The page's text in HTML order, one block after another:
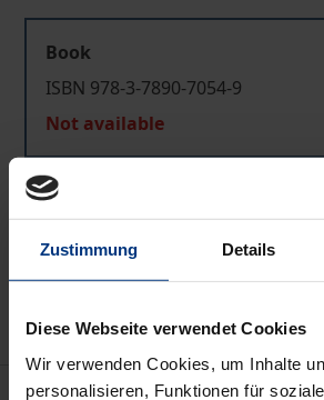
Zustimmung Details
Diese Webseite verwendet Cookies
Wir verwenden Cookies, um Inhalte
personalisieren, Funktionen für
Book
ISBN 978-3-7890-7054-9
Not available
Add to Cart
Add to Wish List
Delivery cost notice
Description